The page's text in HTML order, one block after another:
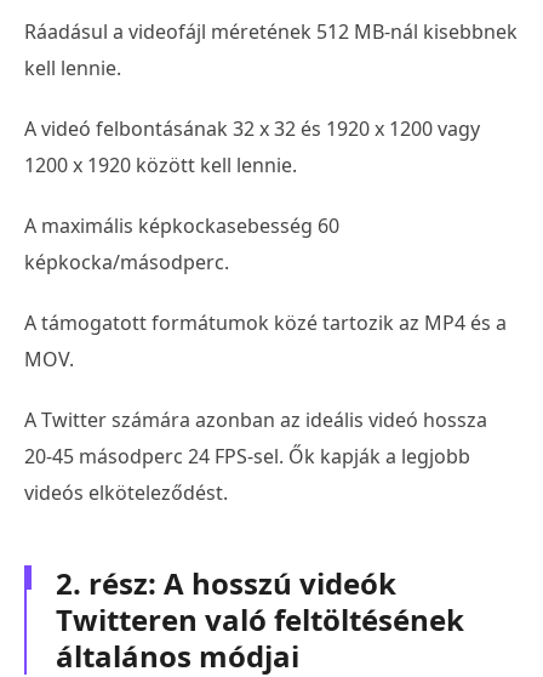
Ráadásul a videofájl méretének 512 MB-nál kisebbnek
kell lennie.
A videó felbontásának 32 x 32 és 1920 x 1200 vagy
1200 x 1920 között kell lennie.
A maximális képkockasebesség 60
képkocka/másodperc.
A támogatott formátumok közé tartozik az MP4 és a
MOV.
A Twitter számára azonban az ideális videó hossza
20-45 másodperc 24 FPS-sel. Ők kapják a legjobb
videós elköteleződést.
2. rész: A hosszú videók
Twitteren való feltöltésének
általános módjai